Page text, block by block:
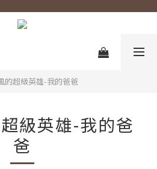
的超級英雄-我的爸爸
級英雄-我的爸
爸